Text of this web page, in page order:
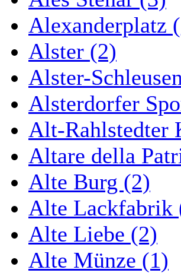
Alexanderplatz
Alster (2)
Alster-
Alsterdorfer
Alt-Rahlstedter
Altare della
Alte Burg (2)
Alte Lackfabrik
Alte Liebe (2)
Alte Münze (1)